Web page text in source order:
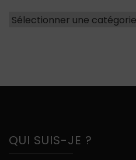
Catégories
QUI SUIS-JE ?